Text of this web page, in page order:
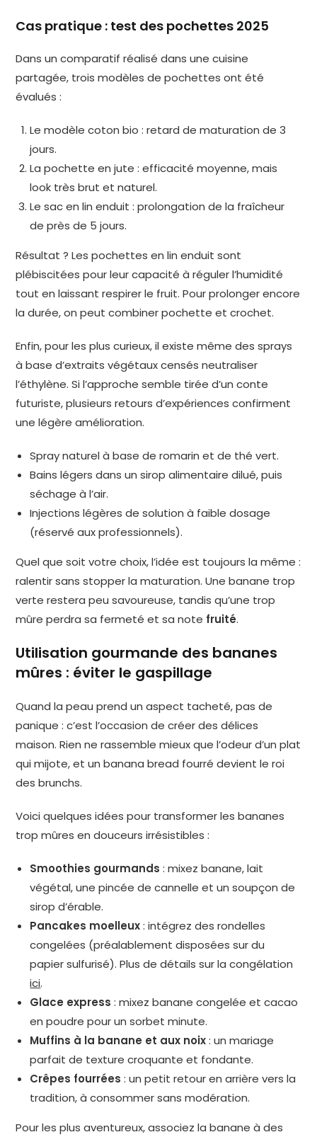
Cas pratique : test des pochettes 2025
Dans un comparatif réalisé dans une cuisine
partagée, trois modèles de pochettes ont été
évalués :
Le modèle coton bio : retard de maturation de 3
jours.
La pochette en jute : efficacité moyenne, mais
look très brut et naturel.
Le sac en lin enduit : prolongation de la fraîcheur
de près de 5 jours.
Résultat ? Les pochettes en lin enduit sont
plébiscitées pour leur capacité à réguler l’humidité
tout en laissant respirer le fruit. Pour prolonger encore
la durée, on peut combiner pochette et crochet.
Enfin, pour les plus curieux, il existe même des sprays
à base d’extraits végétaux censés neutraliser
l’éthylène. Si l’approche semble tirée d’un conte
futuriste, plusieurs retours d’expériences confirment
une légère amélioration.
Spray naturel à base de romarin et de thé vert.
Bains légers dans un sirop alimentaire dilué, puis
séchage à l’air.
Injections légères de solution à faible dosage
(réservé aux professionnels).
Quel que soit votre choix, l’idée est toujours la même :
ralentir sans stopper la maturation. Une banane trop
verte restera peu savoureuse, tandis qu’une trop
mûre perdra sa fermeté et sa note fruité.
Utilisation gourmande des bananes
mûres : éviter le gaspillage
Quand la peau prend un aspect tacheté, pas de
panique : c’est l’occasion de créer des délices
maison. Rien ne rassemble mieux que l’odeur d’un plat
qui mijote, et un banana bread fourré devient le roi
des brunchs.
Voici quelques idées pour transformer les bananes
trop mûres en douceurs irrésistibles :
Smoothies gourmands : mixez banane, lait
végétal, une pincée de cannelle et un soupçon de
sirop d’érable.
Pancakes moelleux: intégrez des rondelles
congelées (préalablement disposées sur du
papier sulfurisé). Plus de détails sur la congélation
ici.
Glace express : mixez banane congelée et cacao
en poudre pour un sorbet minute.
Muffins à la banane et aux noix: un mariage
parfait de texture croquante et fondante.
Crêpes fourrées : un petit retour en arrière vers la
tradition, à consommer sans modération.
Pour les plus aventureux, associez la banane à des